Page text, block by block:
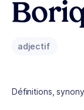
adjectif
Définitions,